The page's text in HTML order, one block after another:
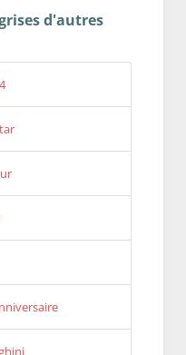
d'autres